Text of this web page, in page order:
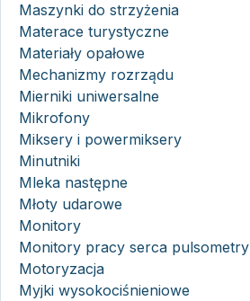
Maszynki do strzyżenia
Materace turystyczne
Materiały opałowe
Mechanizmy rozrządu
Mierniki uniwersalne
Mikrofony
Miksery i powermiksery
Minutniki
Mleka następne
Młoty udarowe
Monitory
Monitory pracy serca pulsometry
Motoryzacja
Myjki wysokociśnieniowe